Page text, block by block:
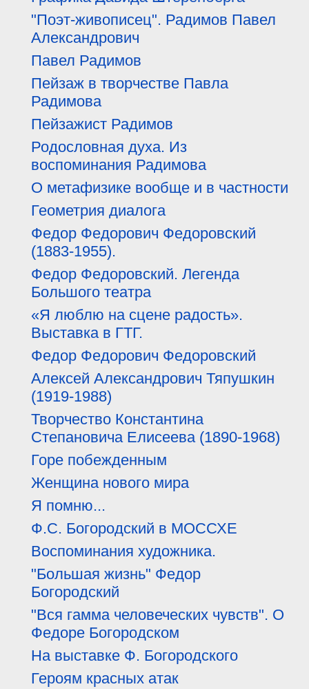
"Поэт-живописец". Радимов Павел
Александрович
Павел Радимов
Пейзаж в творчестве Павла
Радимова
Пейзажист Радимов
Родословная духа. Из
воспоминания Радимова
О метафизике вообще и в частности
Геометрия диалога
Федор Федорович Федоровский
(1883-1955).
Федор Федоровский. Легенда
Большого театра
«Я люблю на сцене радость».
Выставка в ГТГ.
Федор Федорович Федоровский
Алексей Александрович Тяпушкин
(1919-1988)
Творчество Константина
Степановича Елисеева (1890-1968)
Горе побежденным
Женщина нового мира
Я помню...
Ф.С. Богородский в МОССХЕ
Воспоминания художника.
"Большая жизнь" Федор
Богородский
"Вся гамма человеческих чувств". О
Федоре Богородском
На выставке Ф. Богородского
Героям красных атак